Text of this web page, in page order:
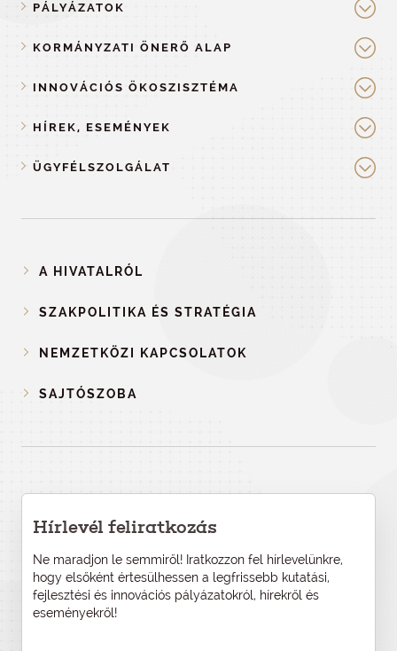
PÁLYÁZATOK
KORMÁNYZATI ÖNERŐ ALAP
INNOVÁCIÓS ÖKOSZISZTÉMA
HÍREK, ESEMÉNYEK
ÜGYFÉLSZOLGÁLAT
A HIVATALRÓL
SZAKPOLITIKA ÉS STRATÉGIA
NEMZETKÖZI KAPCSOLATOK
SAJTÓSZOBA
Hírlevél feliratkozás
Ne maradjon le semmiről! Iratkozzon fel hírlevelünkre,
hogy elsőként értesülhessen a legfrissebb kutatási,
fejlesztési és innovációs pályázatokról, hírekről és
eseményekről!